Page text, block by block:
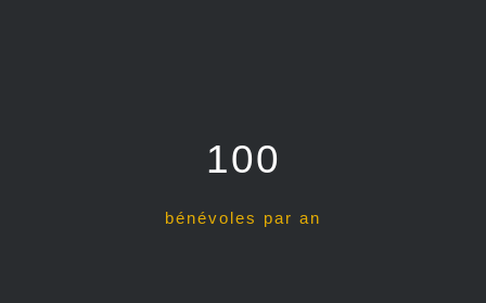
100
bénévoles par an